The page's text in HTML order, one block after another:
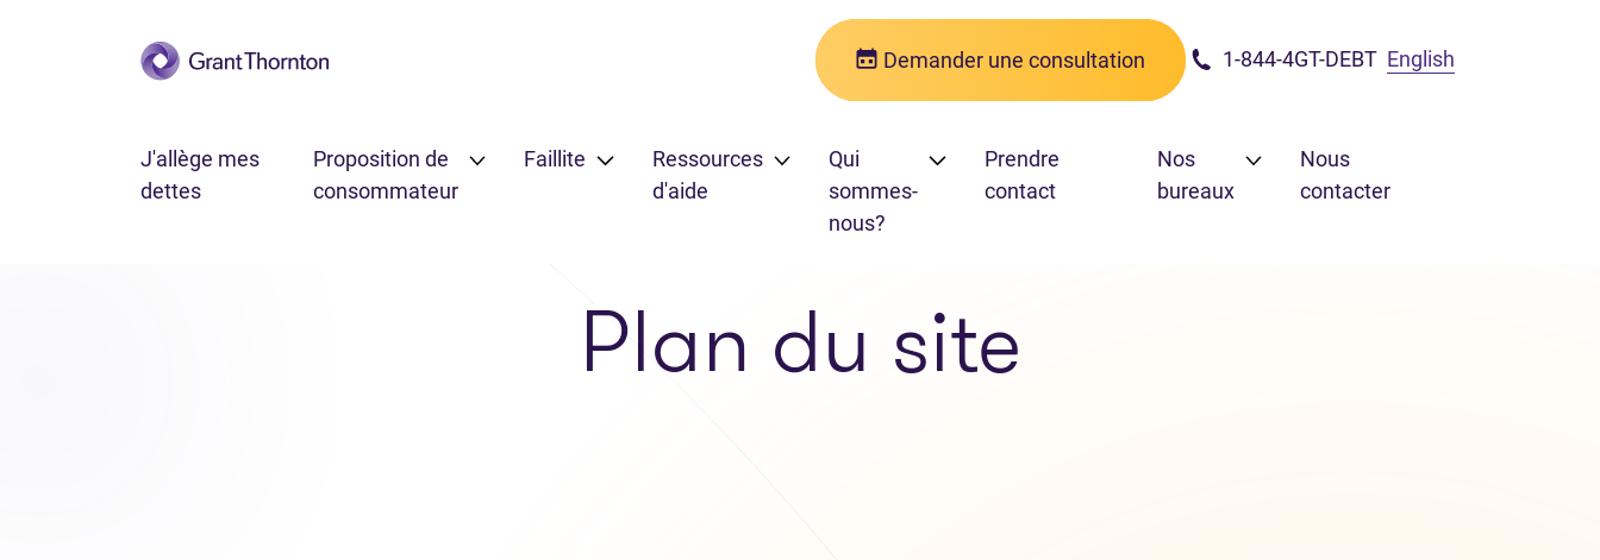
Passer au contenu principal Demander une consultation 1-844-4GT-DEBT English
J'allège mes
dettes
Proposition de
consommateur
Faillite
Ressources
d'aide
Qui
sommes-
nous?
Prendre
contact
Nos
bureaux
Nous
contacter
Plan du site